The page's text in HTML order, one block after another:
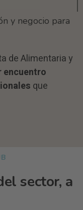
y negocio para
de Alimentaria y
encuentro
que
sector, a